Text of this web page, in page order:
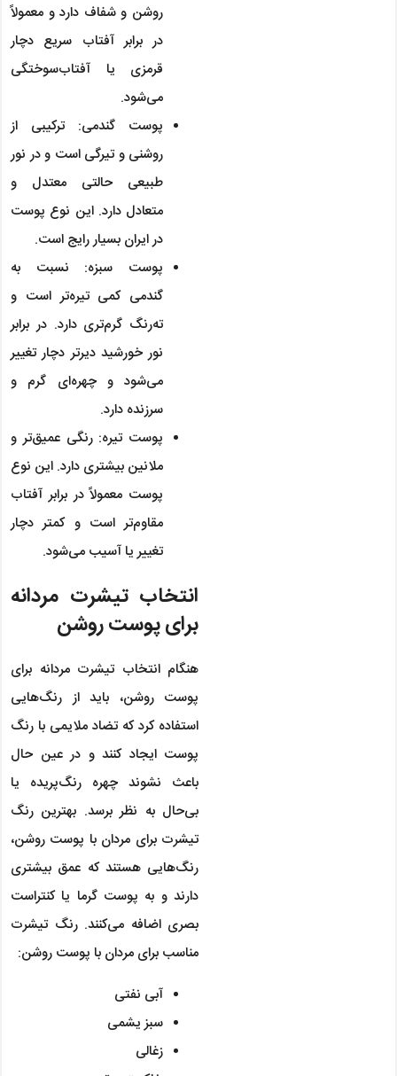
روشن و شفاف دارد و معمولاً
در برابر آفتاب سریع دچار
قرمزی یا آفتاب‌سوختگی
می‌شود.
پوست گندمی: ترکیبی از
روشنی و تیرگی است و در نور
طبیعی حالتی معتدل و
متعادل دارد. این نوع پوست
در ایران بسیار رایج است.
پوست سبزه: نسبت به
گندمی کمی تیره‌تر است و
ته‌رنگ گرم‌تری دارد. در برابر
نور خورشید دیرتر دچار تغییر
می‌شود و چهره‌ای گرم و
سرزنده دارد.
پوست تیره: رنگی عمیق‌تر و
ملانین بیشتری دارد. این نوع
پوست معمولاً در برابر آفتاب
مقاوم‌تر است و کمتر دچار
تغییر یا آسیب می‌شود.
انتخاب تیشرت مردانه
برای پوست روشن
هنگام انتخاب تیشرت مردانه برای
پوست روشن، باید از رنگ‌هایی
استفاده کرد که تضاد ملایمی با رنگ
پوست ایجاد کنند و در عین حال
باعث نشوند چهره رنگ‌پریده یا
بی‌حال به نظر برسد. بهترین رنگ
تیشرت برای مردان با پوست روشن،
رنگ‌هایی هستند که عمق بیشتری
دارند و به پوست گرما یا کنتراست
بصری اضافه می‌کنند. رنگ تیشرت
مناسب برای مردان با پوست روشن:
آبی نفتی
سبز یشمی
زغالی